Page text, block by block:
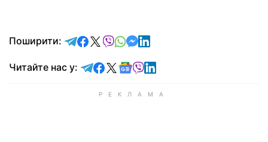
Поширити: відправити у Telegram
поділитись у Facebook
поділитись у X
відправити у Viber
відправити у Whatsapp
відправити у Messenger
відправити у LinkedIn
Читайте нас у: Читайте у Telegram
Читайте у Facebook
Читайте у X
Читайте у Google news
Читайте у Viber
Читайте у LinkedIn